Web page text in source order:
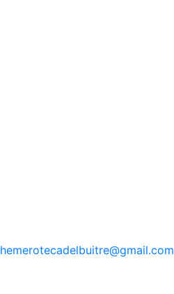
hemerotecadelbuitre@gmail.com